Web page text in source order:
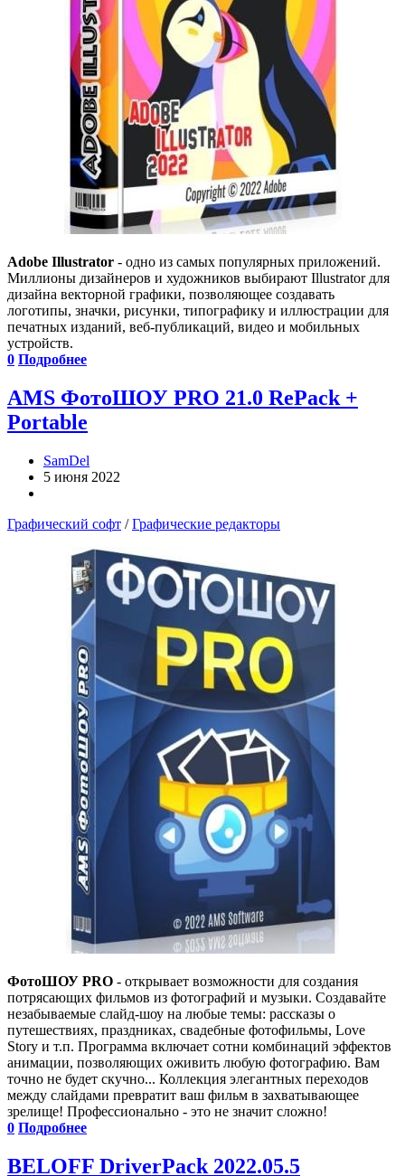
Adobe Illustrator - одно из самых популярных приложений.
Миллионы дизайнеров и художников выбирают Illustrator для
дизайна векторной графики, позволяющее создавать
логотипы, значки, рисунки, типографику и иллюстрации для
печатных изданий, веб-публикаций, видео и мобильных
устройств.
0 Подробнее
AMS ФотоШОУ PRO 21.0 RePack +
Portable
SamDel
5 июня 2022
Графический софт /Графические редакторы
ФотоШОУ PRO - открывает возможности для создания
потрясающих фильмов из фотографий и музыки. Создавайте
незабываемые слайд-шоу на любые темы: рассказы о
путешествиях, праздниках, свадебные фотофильмы, Love
Story и т.п. Программа включает сотни комбинаций эффектов
анимации, позволяющих оживить любую фотографию. Вам
точно не будет скучно... Коллекция элегантных переходов
между слайдами превратит ваш фильм в захватывающее
зрелище! Профессионально - это не значит сложно!
0 Подробнее
BELOFF DriverPack 2022.05.5